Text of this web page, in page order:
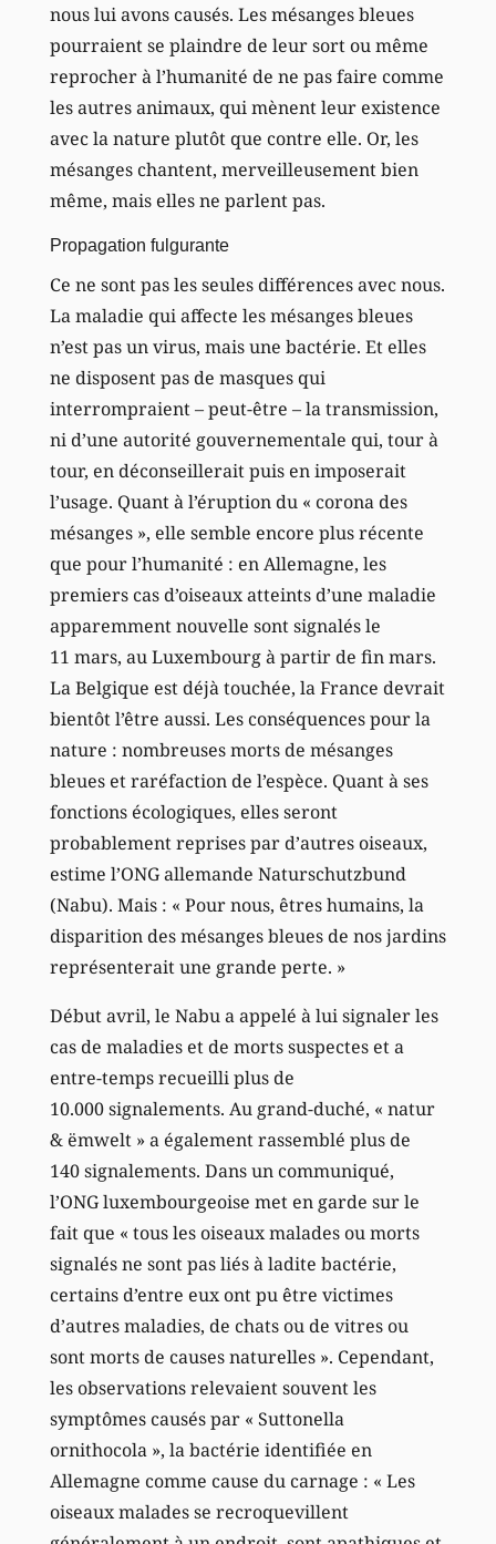
nous lui avons causés. Les mésanges bleues
pourraient se plaindre de leur sort ou même
reprocher à l’humanité de ne pas faire comme
les autres animaux, qui mènent leur existence
avec la nature plutôt que contre elle. Or, les
mésanges chantent, merveilleusement bien
même, mais elles ne parlent pas.
Propagation fulgurante
Ce ne sont pas les seules différences avec nous.
La maladie qui affecte les mésanges bleues
n’est pas un virus, mais une bactérie. Et elles
ne disposent pas de masques qui
interrompraient – peut-être – la transmission,
ni d’une autorité gouvernementale qui, tour à
tour, en déconseillerait puis en imposerait
l’usage. Quant à l’éruption du « corona des
mésanges », elle semble encore plus récente
que pour l’humanité : en Allemagne, les
premiers cas d’oiseaux atteints d’une maladie
apparemment nouvelle sont signalés le
11 mars, au Luxembourg à partir de fin mars.
La Belgique est déjà touchée, la France devrait
bientôt l’être aussi. Les conséquences pour la
nature : nombreuses morts de mésanges
bleues et raréfaction de l’espèce. Quant à ses
fonctions écologiques, elles seront
probablement reprises par d’autres oiseaux,
estime l’ONG allemande Naturschutzbund
(Nabu). Mais : « Pour nous, êtres humains, la
disparition des mésanges bleues de nos jardins
représenterait une grande perte. »
Début avril, le Nabu a appelé à lui signaler les
cas de maladies et de morts suspectes et a
entre-temps recueilli plus de
10.000 signalements. Au grand-duché, « natur
& ëmwelt » a également rassemblé plus de
140 signalements. Dans un communiqué,
l’ONG luxembourgeoise met en garde sur le
fait que « tous les oiseaux malades ou morts
signalés ne sont pas liés à ladite bactérie,
certains d’entre eux ont pu être victimes
d’autres maladies, de chats ou de vitres ou
sont morts de causes naturelles ». Cependant,
les observations relevaient souvent les
symptômes causés par « Suttonella
ornithocola », la bactérie identifiée en
Allemagne comme cause du carnage : « Les
oiseaux malades se recroquevillent